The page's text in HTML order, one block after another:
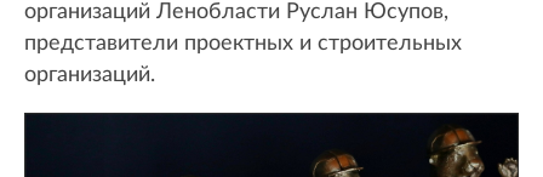
организаций Ленобласти Руслан Юсупов,
представители проектных и строительных
организаций.